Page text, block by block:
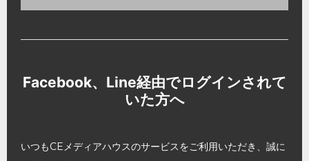
Facebook、Line経由でログインされて
いた方へ
いつもCEメディアハウスのサービスをご利用いただき、誠に